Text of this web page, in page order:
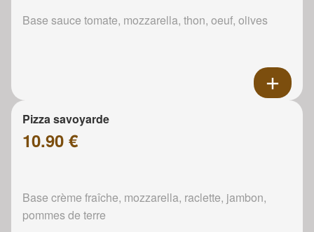
Base sauce tomate, mozzarella, thon, oeuf, olives
Pizza savoyarde
10.90 €
Base crème fraîche, mozzarella, raclette, jambon,
pommes de terre